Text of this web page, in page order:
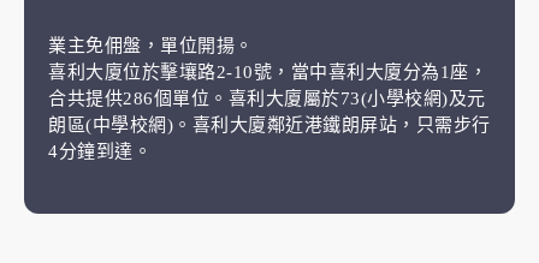
業主免佣盤，單位開揚。
喜利大廈位於擊壤路2-10號，當中喜利大廈分為1座，
合共提供286個單位。喜利大廈屬於73(小學校網)及元
朗區(中學校網)。喜利大廈鄰近港鐵朗屏站，只需步行
4分鐘到達。